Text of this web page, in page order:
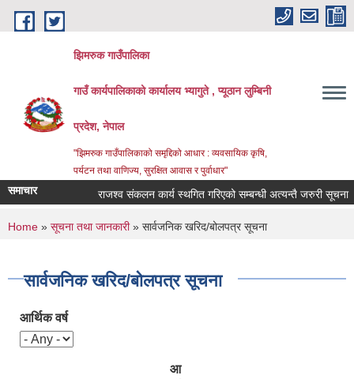
Skip to main content
झिमरुक गाउँपालिका
गाउँ कार्यपालिकाको कार्यालय भ्यागुते , प्यूठान लुम्बिनी
प्रदेश, नेपाल
"झिमरुक गाउँपालिकाको समृद्दिको आधार : व्यवसायिक कृषि,
पर्यटन तथा वाणिज्य, सुरक्षित आवास र पुर्वाधार"
समाचार राजश्व संकलन कार्य स्थगित गरिएको सम्बन्धी अत्यन्तै जरुरी सूचना ।
You are here
Home » सूचना तथा जानकारी» सार्वजनिक खरिद/बोलपत्र सूचना
सार्वजनिक खरिद/बोलपत्र सूचना
आर्थिक वर्ष
आ